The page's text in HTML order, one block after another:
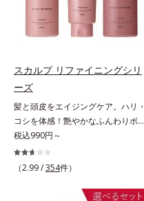
スカルプ リファイニングシリ
ーズ
髪と頭皮をエイジングケア。ハリ・
コシを体感！艶やかなふんわりボリ
ューム美髪へ。「抜け毛が目立つ」
「ボリュームがない」「ハリ・コシ
がない」という年齢による3大髪悩
シリーズを！髪と地肌をエイジング
税込990円～
（2.99 /354件）